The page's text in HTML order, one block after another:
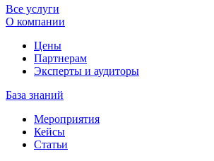
Все услуги
О компании
Цены
Партнерам
Эксперты и аудиторы
База знаний
Мероприятия
Кейсы
Статьи